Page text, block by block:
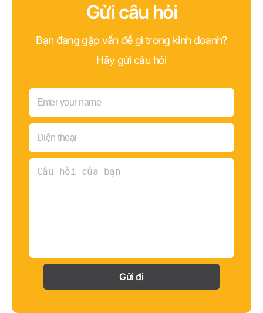
Gửi câu hỏi
Bạn đang gặp vấn đề gì trong kinh doanh?
Hãy gửi câu hỏi
Gửi đi